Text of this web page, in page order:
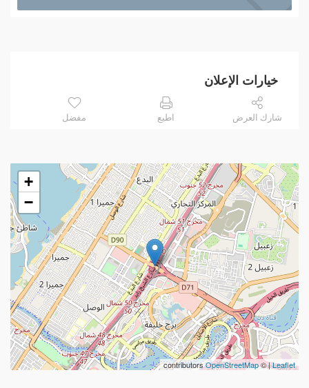
خيارات الإعلان
شارك العرض اطبع مفضل
+
−
Leaflet
| ©
OpenStreetMap
contributors